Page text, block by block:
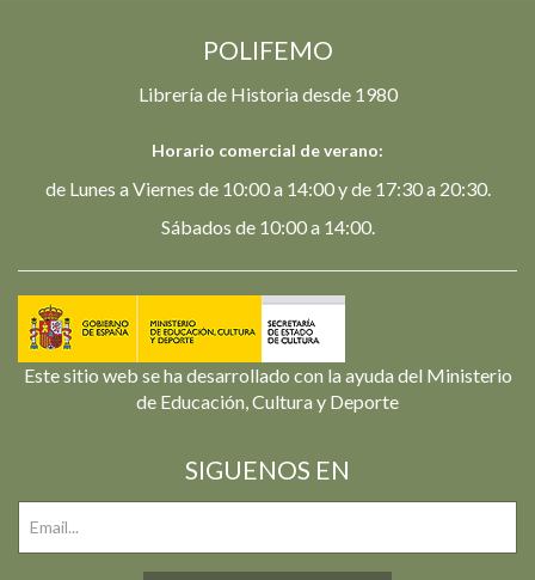
POLIFEMO
Librería de Historia desde 1980
Horario comercial de verano:
de Lunes a Viernes de 10:00 a 14:00 y de 17:30 a 20:30.
Sábados de 10:00 a 14:00.
Este sitio web se ha desarrollado con la ayuda del Ministerio
de Educación, Cultura y Deporte
SIGUENOS EN